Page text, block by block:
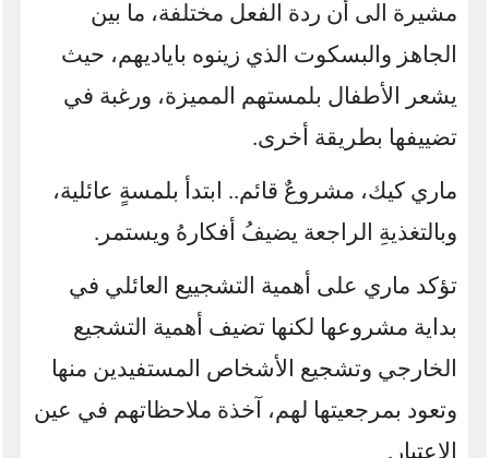
مشيرة الى أن ردة الفعل مختلفة، ما بين
الجاهز والبسكوت الذي زينوه باياديهم، حيث
يشعر الأطفال بلمستهم المميزة، ورغبة في
تضييفها بطريقة أخرى.
ماري كيك، مشروعٌ قائم.. ابتدأ بلمسةٍ عائلية،
وبالتغذيةِ الراجعة يضيفُ أفكارهُ ويستمر.
تؤكد ماري على أهمية التشجييع العائلي في
بداية مشروعها لكنها تضيف أهمية التشجيع
الخارجي وتشجيع الأشخاص المستفيدين منها
وتعود بمرجعيتها لهم، آخذة ملاحظاتهم في عين
الاعتبار .